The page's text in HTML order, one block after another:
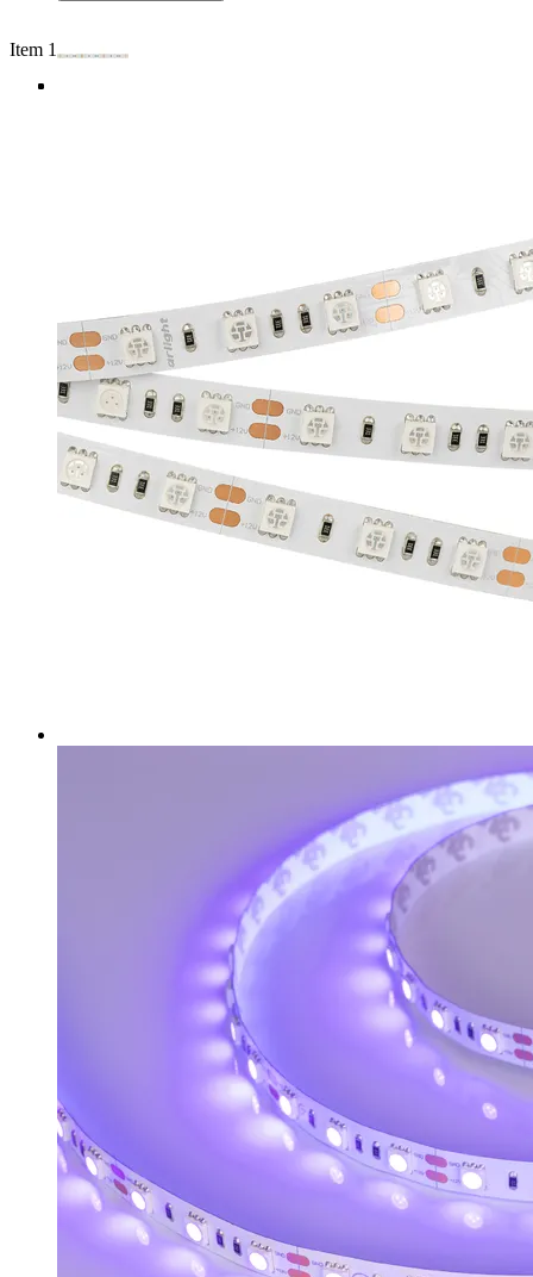
Item 1 of 4